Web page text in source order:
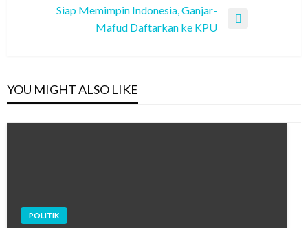
Siap Memimpin Indonesia, Ganjar-
Mafud Daftarkan ke KPU
YOU MIGHT ALSO LIKE
POLITIK